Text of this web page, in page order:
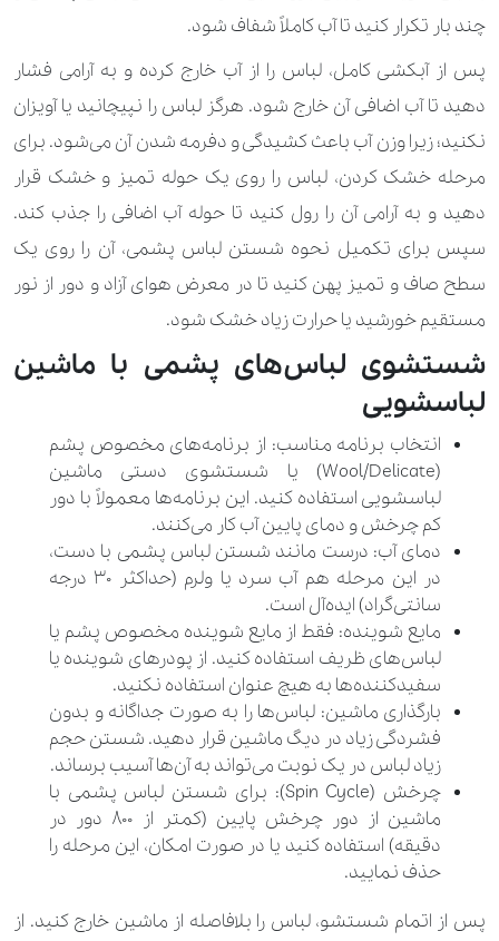
چند بار تکرار کنید تا آب کاملاً شفاف شود.
پس از آبکشی کامل، لباس را از آب خارج کرده و به آرامی فشار
دهید تا آب اضافی آن خارج شود. هرگز لباس را نپیچانید یا آویزان
نکنید؛ زیرا وزن آب باعث کشیدگی و دفرمه شدن آن می‌شود. برای
مرحله خشک کردن، لباس را روی یک حوله تمیز و خشک قرار
دهید و به آرامی آن را رول کنید تا حوله آب اضافی را جذب کند.
سپس برای تکمیل نحوه شستن لباس پشمی، آن را روی یک
سطح صاف و تمیز پهن کنید تا در معرض هوای آزاد و دور از نور
مستقیم خورشید یا حرارت زیاد خشک شود.
شستشوی لباس‌های پشمی با ماشین
لباسشویی
انتخاب برنامه مناسب: از برنامه‌های مخصوص پشم
(Wool/Delicate) یا شستشوی دستی ماشین
لباسشویی استفاده کنید. این برنامه‌ها معمولاً با دور
کم چرخش و دمای پایین آب کار می‌کنند.
دمای آب: درست مانند شستن لباس پشمی با دست،
در این مرحله هم آب سرد یا ولرم (حداکثر ۳۰ درجه
سانتی‌گراد) ایده‌آل است.
مایع شوینده: فقط از مایع شوینده مخصوص پشم یا
لباس‌های ظریف استفاده کنید. از پودرهای شوینده یا
سفیدکننده‌ها به هیچ عنوان استفاده نکنید.
بارگذاری ماشین: لباس‌ها را به صورت جداگانه و بدون
فشردگی زیاد در دیگ ماشین قرار دهید. شستن حجم
زیاد لباس در یک نوبت می‌تواند به آن‌ها آسیب برساند.
چرخش (Spin Cycle): برای شستن لباس پشمی با
ماشین از دور چرخش پایین (کمتر از ۸۰۰ دور در
دقیقه) استفاده کنید یا در صورت امکان، این مرحله را
حذف نمایید.
پس از اتمام شستشو، لباس را بلافاصله از ماشین خارج کنید. از